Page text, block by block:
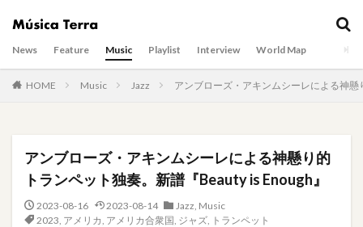
News Feature Music Playlist Interview World Map
HOME Music Jazz アンブローズ・アキンムシーレによる神
アンブローズ・アキンムシーレによる神懸り的
トランペット独奏。新譜『Beauty is Enough』
2023-08-16 2023-08-14 Jazz, Music
2023, アメリカ, アメリカ合衆国, ジャズ, トランペット